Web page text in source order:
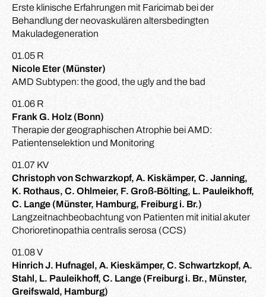
Erste klinische Erfahrungen mit Faricimab bei der
Behandlung der neovaskulären altersbedingten
Makuladegeneration
01.05 R
Nicole Eter (Münster)
AMD Subtypen: the good, the ugly and the bad
01.06 R
Frank G. Holz (Bonn)
Therapie der geographischen Atrophie bei AMD:
Patientenselektion und Monitoring
01.07 KV
Christoph von Schwarzkopf, A. Kiskämper, C. Janning,
K. Rothaus, C. Ohlmeier, F. Groß-Bölting, L. Pauleikhoff,
C. Lange (Münster, Hamburg, Freiburg i. Br.)
Langzeitnachbeobachtung von Patienten mit initial akuter
Chorioretinopathia centralis serosa (CCS)
01.08 V
Hinrich J. Hufnagel, A. Kieskämper, C. Schwartzkopf, A.
Stahl, L. Pauleikhoff, C. Lange (Freiburg i. Br., Münster,
Greifswald, Hamburg)